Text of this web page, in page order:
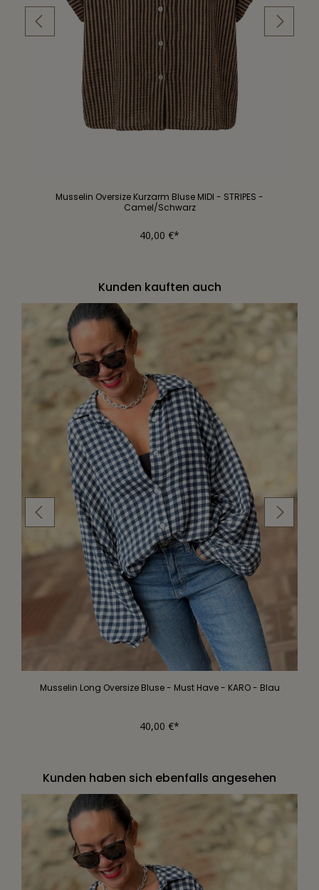
Musselin Oversize Kurzarm Bluse MIDI - STRIPES -
Camel/Schwarz
40,00 €*
Kunden kauften auch
Musselin Long Oversize Bluse - Must Have - KARO - Blau
40,00 €*
Kunden haben sich ebenfalls angesehen